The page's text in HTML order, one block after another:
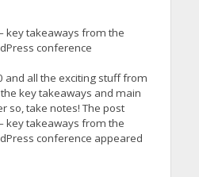
key takeaways from the
conference
and all the exciting stuff from
key takeaways and main
so, take notes! The post
key takeaways from the
conference appeared